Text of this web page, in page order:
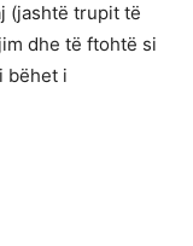
(jashtë trupit të
dhe të ftohtë si
bëhet i